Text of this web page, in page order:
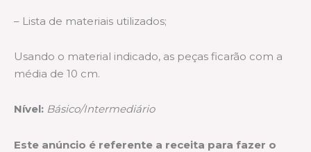
– Lista de materiais utilizados;
Usando o material indicado, as peças ficarão com a
média de 10 cm.
Nível: Básico/Intermediário
Este anúncio é referente a receita para fazer o